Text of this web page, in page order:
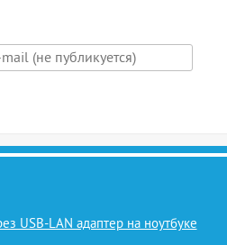
USB-LAN адаптер на ноутбуке